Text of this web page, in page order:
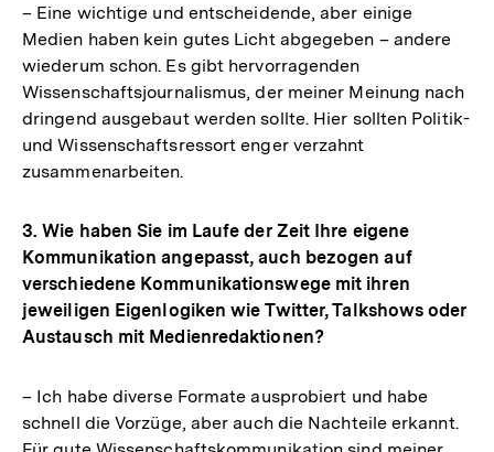
– Eine wichtige und entscheidende, aber einige
Medien haben kein gutes Licht abgegeben – andere
wiederum schon. Es gibt hervorragenden
Wissenschaftsjournalismus, der meiner Meinung nach
dringend ausgebaut werden sollte. Hier sollten Politik-
und Wissenschaftsressort enger verzahnt
zusammenarbeiten.
3. Wie haben Sie im Laufe der Zeit Ihre eigene
Kommunikation angepasst, auch bezogen auf
verschiedene Kommunikationswege mit ihren
jeweiligen Eigenlogiken wie Twitter, Talkshows oder
Austausch mit Medienredaktionen?
– Ich habe diverse Formate ausprobiert und habe
schnell die Vorzüge, aber auch die Nachteile erkannt.